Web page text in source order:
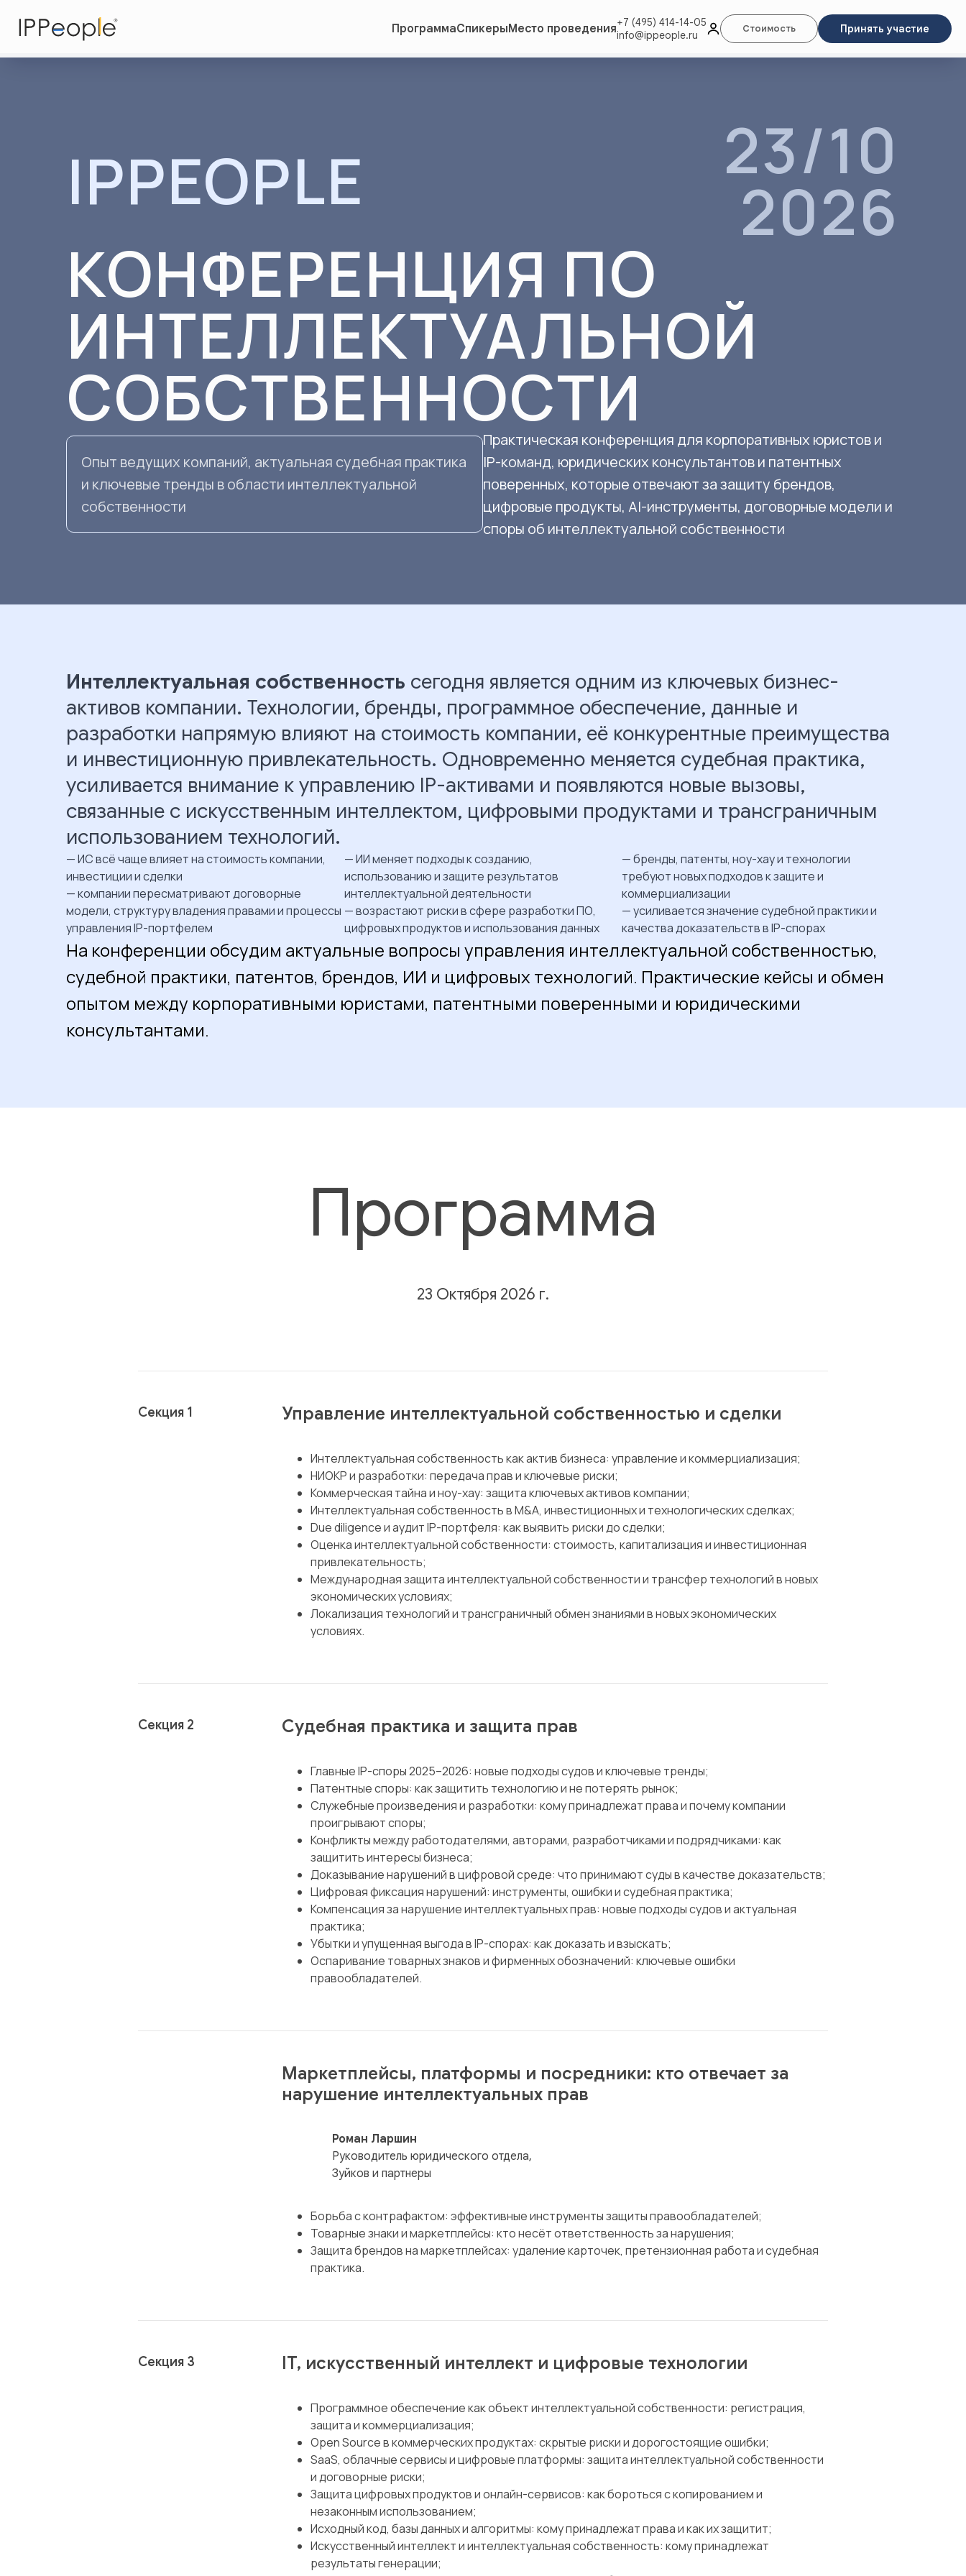
ПрограммаСпикерыМесто проведения+7 (495) 414-14-05
info@ippeople.ru
Стоимость Принять участие
IPPEOPLE 23/10
2026
КОНФЕРЕНЦИЯ ПО
ИНТЕЛЛЕКТУАЛЬНОЙ
СОБСТВЕННОСТИ
Опыт ведущих компаний, актуальная судебная практика
и ключевые тренды в области интеллектуальной
собственности
Практическая конференция для корпоративных юристов и
IP-команд, юридических консультантов и патентных
поверенных, которые отвечают за защиту брендов,
цифровые продукты, AI-инструменты, договорные модели и
споры об интеллектуальной собственности
Интеллектуальная собственность сегодня является одним из ключевых бизнес-
активов компании. Технологии, бренды, программное обеспечение, данные и
разработки напрямую влияют на стоимость компании, её конкурентные преимущества
и инвестиционную привлекательность. Одновременно меняется судебная практика,
усиливается внимание к управлению IP-активами и появляются новые вызовы,
связанные с искусственным интеллектом, цифровыми продуктами и трансграничным
использованием технологий.
— ИС всё чаще влияет на стоимость компании,
инвестиции и сделки
— компании пересматривают договорные
модели, структуру владения правами и процессы
управления IP-портфелем
— ИИ меняет подходы к созданию,
использованию и защите результатов
интеллектуальной деятельности
— возрастают риски в сфере разработки ПО,
цифровых продуктов и использования данных
— бренды, патенты, ноу-хау и технологии
требуют новых подходов к защите и
коммерциализации
— усиливается значение судебной практики и
качества доказательств в IP-спорах
На конференции обсудим актуальные вопросы управления интеллектуальной собственностью,
судебной практики, патентов, брендов, ИИ и цифровых технологий. Практические кейсы и обмен
опытом между корпоративными юристами, патентными поверенными и юридическими
консультантами.
Программа
23 Октября 2026 г.
Секция 1 Управление интеллектуальной собственностью и сделки
Интеллектуальная собственность как актив бизнеса: управление и коммерциализация;
НИОКР и разработки: передача прав и ключевые риски;
Коммерческая тайна и ноу-хау: защита ключевых активов компании;
Интеллектуальная собственность в M&A, инвестиционных и технологических сделках;
Due diligence и аудит IP-портфеля: как выявить риски до сделки;
Оценка интеллектуальной собственности: стоимость, капитализация и инвестиционная
привлекательность;
Международная защита интеллектуальной собственности и трансфер технологий в новых
экономических условиях;
Локализация технологий и трансграничный обмен знаниями в новых экономических
условиях.
Секция 2 Судебная практика и защита прав
Главные IP-споры 2025–2026: новые подходы судов и ключевые тренды;
Патентные споры: как защитить технологию и не потерять рынок;
Служебные произведения и разработки: кому принадлежат права и почему компании
проигрывают споры;
Конфликты между работодателями, авторами, разработчиками и подрядчиками: как
защитить интересы бизнеса;
Доказывание нарушений в цифровой среде: что принимают суды в качестве доказательств;
Цифровая фиксация нарушений: инструменты, ошибки и судебная практика;
Компенсация за нарушение интеллектуальных прав: новые подходы судов и актуальная
практика;
Убытки и упущенная выгода в IP-спорах: как доказать и взыскать;
Оспаривание товарных знаков и фирменных обозначений: ключевые ошибки
правообладателей.
Маркетплейсы, платформы и посредники: кто отвечает за
нарушение интеллектуальных прав
Роман Ларшин
Руководитель юридического отдела,
Зуйков и партнеры
Борьба с контрафактом: эффективные инструменты защиты правообладателей;
Товарные знаки и маркетплейсы: кто несёт ответственность за нарушения;
Защита брендов на маркетплейсах: удаление карточек, претензионная работа и судебная
практика.
Секция 3 IT, искусственный интеллект и цифровые технологии
Программное обеспечение как объект интеллектуальной собственности: регистрация,
защита и коммерциализация;
Open Source в коммерческих продуктах: скрытые риски и дорогостоящие ошибки;
SaaS, облачные сервисы и цифровые платформы: защита интеллектуальной собственности
и договорные риски;
Защита цифровых продуктов и онлайн-сервисов: как бороться с копированием и
незаконным использованием;
Исходный код, базы данных и алгоритмы: кому принадлежат права и как их защитит;
Искусственный интеллект и интеллектуальная собственность: кому принадлежат
результаты генерации;